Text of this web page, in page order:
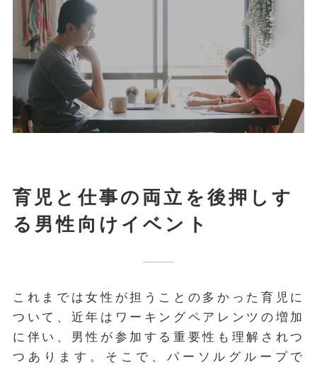
育児と仕事の両立を後押しす
る男性向けイベント
これまでは女性が担うことの多かった育児に
ついて、近年はワーキングペアレンツの増加
に伴い、男性が参加する重要性も理解されつ
つあります。そこで、パーソルグループで